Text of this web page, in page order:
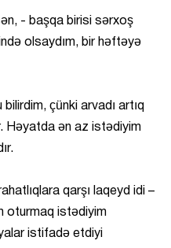
- başqa birisi sərxoş
olsaydım, bir həftəyə
çünki arvadı artıq
Həyatda ən az istədiyim
qarşı laqeyd idi –
oturmaq istədiyim
istifadə etdiyi